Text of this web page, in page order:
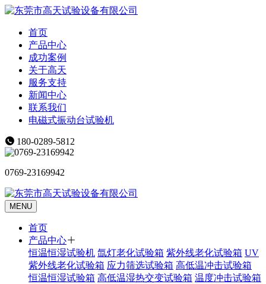
首页
产品中心
成功案例
关于高天
服务支持
新闻中心
联系我们
电磁式振动台试验机
180-0289-5812
0769-23169942
MENU
首页
产品中心
恒温恒湿试验机 氙灯老化试验箱 紫外线老化试验箱 UV
紫外线老化试验箱 应力筛选试验箱 高低温冲击试验箱
恒温恒湿试验箱 高低温湿热交变试验箱 温度冲击试验箱